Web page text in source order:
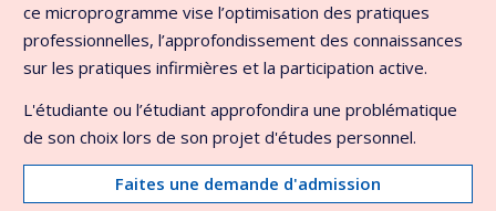
ce microprogramme vise l’optimisation des pratiques
professionnelles, l’approfondissement des connaissances
sur les pratiques infirmières et la participation active.
L'étudiante ou l’étudiant approfondira une problématique
de son choix lors de son projet d'études personnel.
Faites une demande d'admission